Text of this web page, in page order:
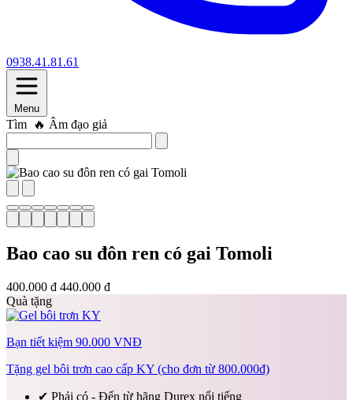
0938.41.81.61
Menu
Tìm 🔥 Âm đạo giả
Bao cao su đôn ren có gai Tomoli
400.000 đ 440.000 đ
Quà tặng
Bạn tiết kiệm 90.000 VNĐ
Tặng gel bôi trơn cao cấp KY (cho đơn từ 800.000đ)
✔ Phải có - Đến từ hãng Durex nổi tiếng